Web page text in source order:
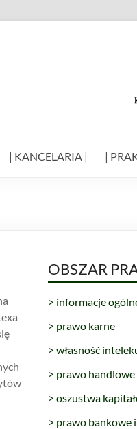
| KANCELARIA | |
OBSZAR
> informacje
> prawo karne
> własność
> prawo
> oszustwa
> prawo bankowe